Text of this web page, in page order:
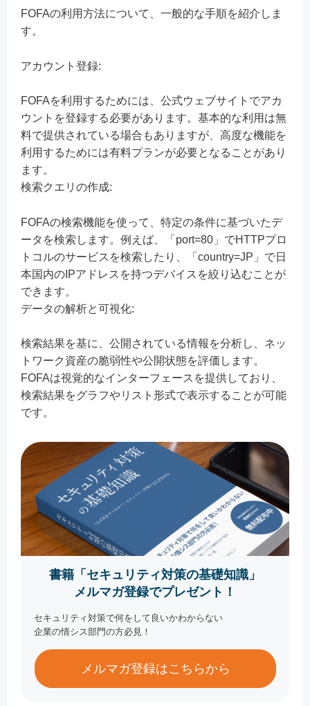
FOFAの利用方法について、一般的な手順を紹介しま
す。
アカウント登録:
FOFAを利用するためには、公式ウェブサイトでアカ
ウントを登録する必要があります。基本的な利用は無
料で提供されている場合もありますが、高度な機能を
利用するためには有料プランが必要となることがあり
ます。
検索クエリの作成:
FOFAの検索機能を使って、特定の条件に基づいたデ
ータを検索します。例えば、「port=80」でHTTPプロ
トコルのサービスを検索したり、「country=JP」で日
本国内のIPアドレスを持つデバイスを絞り込むことが
できます。
データの解析と可視化:
検索結果を基に、公開されている情報を分析し、ネッ
トワーク資産の脆弱性や公開状態を評価します。
FOFAは視覚的なインターフェースを提供しており、
検索結果をグラフやリスト形式で表示することが可能
です。
書籍「セキュリティ対策の基礎知識」
メルマガ登録でプレゼント！
セキュリティ対策で何をして良いかわからない
企業の情シス部門の方必見！
メルマガ登録はこちらから